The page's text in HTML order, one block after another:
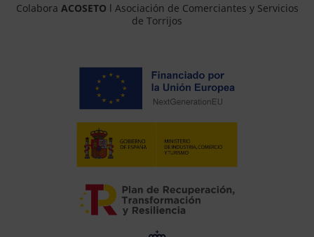
Colabora ACOSETO l Asociación de Comerciantes y Servicios
de Torrijos